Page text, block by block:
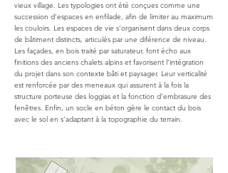
vieux village. Les typologies ont été conçues comme une
succession d’espaces en enfilade, afin de limiter au maximum
les couloirs. Les espaces de vie s’organisent dans deux corps
de bâtiment distincts, articulés par une diférence de niveau.
Les façades, en bois traité par saturateur, font écho aux
finitions des anciens chalets alpins et favorisent l’intégration
du projet dans son contexte bâti et paysager. Leur verticalité
est renforcée par des meneaux qui assurent à la fois la
structure porteuse des loggias et la fonction d’embrasure des
fenêtres. Enfin, un socle en béton gère le contact du bois
avec le sol en s’adaptant à la topographie du terrain.